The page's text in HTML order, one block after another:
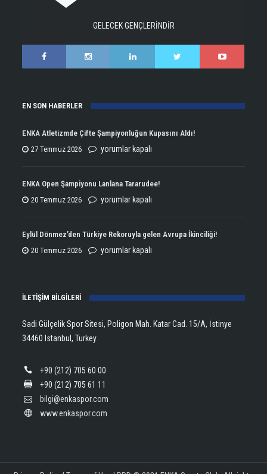
GELECEK GENÇLERİNDİR
EN SON HABERLER
ENKA Atletizmde Çifte Şampiyonluğun Kupasını Aldı!
27 Temmuz 2026
ENKA
Çifte
Şampiyonluğun
yorumlar kapalı
ENKA Open Şampiyonu Lanlana Tararudee!
20 Temmuz 2026
ENKA
Şampiyonu
Lanlana
yorumlar kapalı
Eylül Dönmez’den Türkiye Rekoruyla gelen Avrupa İkinciliği!
20 Temmuz 2026
Eylül
Rekoruyla
Avrupa
yorumlar kapalı
İLETİŞİM BİLGİLERİ
Sadi Gülçelik Spor Sitesi, Poligon Mah. Katar Cad. 15/A, İstinye
34460 Istanbul, Turkey
+90 (212) 705 60 00
+90 (212) 705 61 11
bilgi@enkaspor.com
www.enkaspor.com